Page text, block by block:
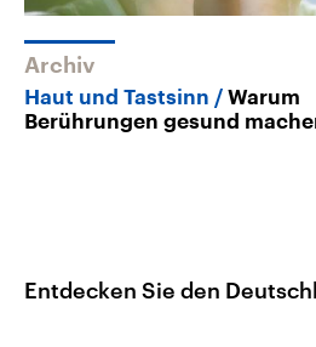
Archiv
Haut und Tastsinn
Warum
Berührungen gesund
Entdecken Sie den